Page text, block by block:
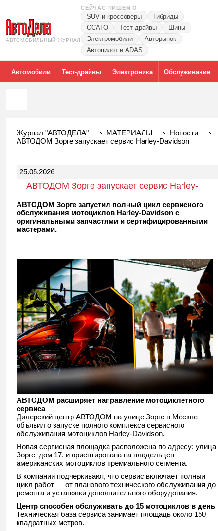
АВТОМОБИЛЬНЫЙ ЖУРНАЛ
СЕЙЧАС ПИШЕМ О
SUV и кроссоверы
Гибриды
ОСАГО
Тест-драйвы
Шины
Электромобили
Авторынок
Автопилот и ADAS
Автомобили Тест-драйвы Электроника Обслуживание
Журнал "АВТОДЕЛА" МАТЕРИАЛЫ
Новости
АВТОДОМ Зорге запускает сервис Harley-Davidson
25.05.2026
АВТОДОМ Зорге запускает сервис Harley-
Davidson
АВТОДОМ Зорге запустил полный цикл сервисного
обслуживания мотоциклов Harley-Davidson с
оригинальными запчастями и сертифицированными
мастерами.
АВТОДОМ расширяет направление мотоциклетного
сервиса
Дилерский центр АВТОДОМ на улице Зорге в Москве
объявил о запуске полного комплекса сервисного
обслуживания мотоциклов Harley-Davidson.
Новая сервисная площадка расположена по адресу: улица
Зорге, дом 17, и ориентирована на владельцев
американских мотоциклов премиального сегмента.
В компании подчеркивают, что сервис включает полный
цикл работ — от планового технического обслуживания до
ремонта и установки дополнительного оборудования.
Центр способен обслуживать до 15 мотоциклов в день
Техническая база сервиса занимает площадь около 150
квадратных метров.